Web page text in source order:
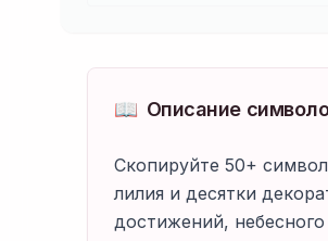
📖 Описание
Скопируйте 50+
лилия и десятки
достижений,